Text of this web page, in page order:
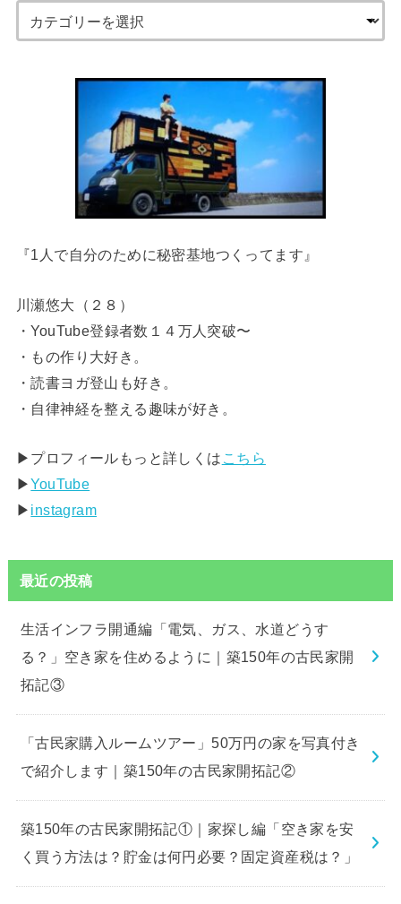
『1人で自分のために秘密基地つくってます』
川瀬悠大（２８）
・YouTube登録者数１４万人突破〜
・もの作り大好き。
・読書ヨガ登山も好き。
・自律神経を整える趣味が好き。
▶︎プロフィールもっと詳しくは こちら
▶︎YouTube
▶︎ instagram
最近の投稿
生活インフラ開通編「電気、ガス、水道どうす
る？」空き家を住めるように｜築150年の古民家開
拓記③
「古民家購入ルームツアー」50万円の家を写真付き
で紹介します｜築150年の古民家開拓記②
築150年の古民家開拓記①｜家探し編「空き家を安
く買う方法は？貯金は何円必要？固定資産税は？」